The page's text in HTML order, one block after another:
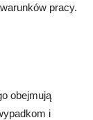
pracy.
obejmują
i